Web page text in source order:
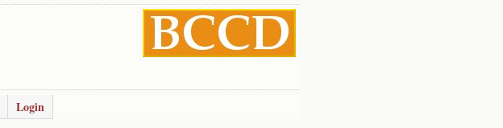
Login